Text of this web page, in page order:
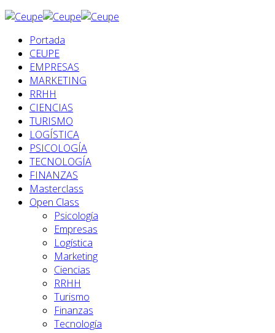
Portada
CEUPE
EMPRESAS
MARKETING
RRHH
CIENCIAS
TURISMO
LOGÍSTICA
PSICOLOGÍA
TECNOLOGÍA
FINANZAS
Masterclass
Open Class
Psicología
Empresas
Logística
Marketing
Ciencias
RRHH
Turismo
Finanzas
Tecnología